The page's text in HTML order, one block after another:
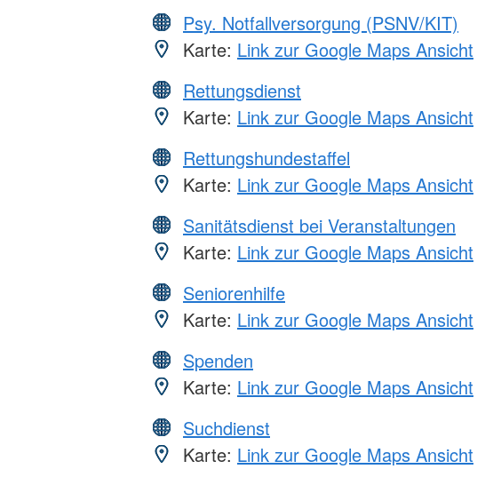
Psy. Notfallversorgung (PSNV/KIT)
Karte: Link zur Google Maps Ansicht
Rettungsdienst
Karte: Link zur Google Maps Ansicht
Rettungshundestaffel
Karte: Link zur Google Maps Ansicht
Sanitätsdienst bei Veranstaltungen
Karte: Link zur Google Maps Ansicht
Seniorenhilfe
Karte: Link zur Google Maps Ansicht
Spenden
Karte: Link zur Google Maps Ansicht
Suchdienst
Karte: Link zur Google Maps Ansicht